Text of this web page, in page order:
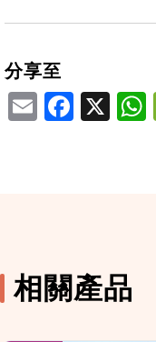
分享至
EmailFacebook
X
相關產品